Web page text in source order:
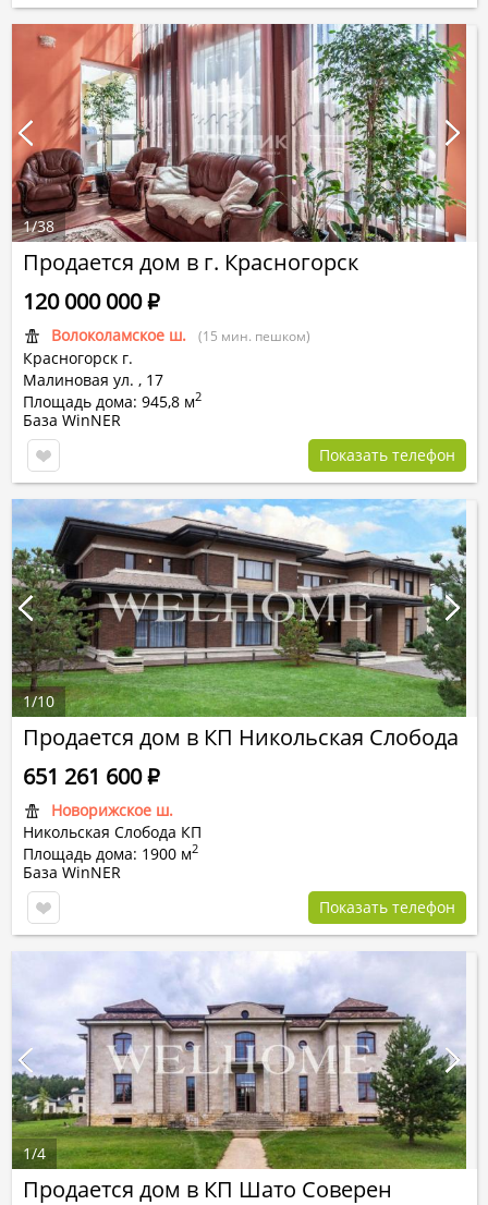
Продается дом в г. Красногорск
Волоколамское ш. (15 мин. пешком)
Красногорск г.
Малиновая ул. , 17
Площадь дома: 945,8 м2
120 000 000Р
База WinNER
Показать телефон
1/38
Продается дом в КП Никольская Слобода
Новорижское ш.
Никольская Слобода КП
Площадь дома: 1900 м2
651 261 600Р
База WinNER
Показать телефон
1/10
Продается дом в КП Шато Соверен
1/4